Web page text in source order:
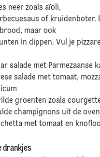
neer zoals aïoli,
of kruidenboter.
maar ook
in dippen. Vul je
salade met Parmezaanse
salade met tomaat,
groenten zoals
champignons uit de oven
met tomaat en
drankjes